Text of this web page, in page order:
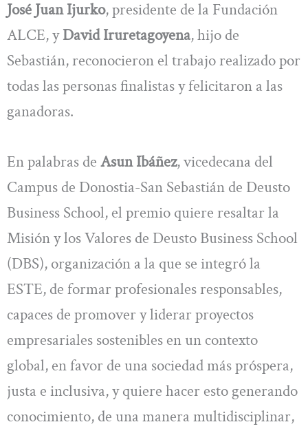
José Juan Ijurko, presidente de la Fundación
ALCE, yDavid Iruretagoyena, hijo de
Sebastián, reconocieron el trabajo realizado por
todas las personas finalistas y felicitaron a las
ganadoras.
En palabras de Asun Ibáñez, vicedecana del
Campus de Donostia-San Sebastián de Deusto
Business School, el premio quiere resaltar la
Misión y los Valores de Deusto Business School
(DBS), organización a la que se integró la
ESTE, de formar profesionales responsables,
capaces de promover y liderar proyectos
empresariales sostenibles en un contexto
global, en favor de una sociedad más próspera,
justa e inclusiva, y quiere hacer esto generando
conocimiento, de una manera multidisciplinar,